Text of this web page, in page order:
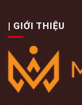
| GIỚI THIỆU